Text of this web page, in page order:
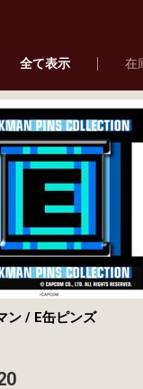
全て表示 在
マン / E缶ピンズ